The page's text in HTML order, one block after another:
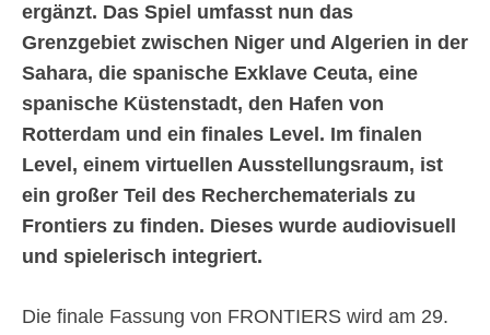
ergänzt. Das Spiel umfasst nun das
Grenzgebiet zwischen Niger und Algerien in der
Sahara, die spanische Exklave Ceuta, eine
spanische Küstenstadt, den Hafen von
Rotterdam und ein finales Level. Im finalen
Level, einem virtuellen Ausstellungsraum, ist
ein großer Teil des Recherchematerials zu
Frontiers zu finden. Dieses wurde audiovisuell
und spielerisch integriert.
Die finale Fassung von FRONTIERS wird am 29.